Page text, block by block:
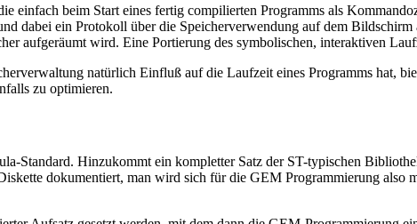
einfach beim Start eines fertig compilierten Programms als
dabei ein Protokoll über die Speicherverwendung auf dem
aufgeräumt wird. Eine Portierung des symbolischen, interaktiven
natürlich Einfluß auf die Laufzeit eines Programms hat,
zu optimieren.
Standard. Hinzukommt ein kompletter Satz der ST-typischen
dokumentiert, man wird sich für die GEM Programmierung also